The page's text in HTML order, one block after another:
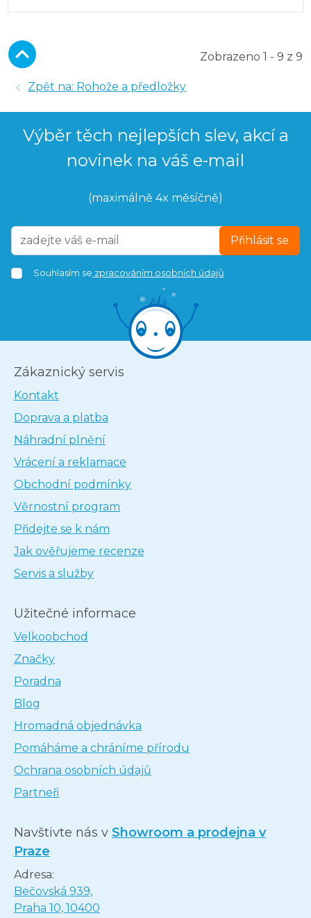
Zobrazeno 1 - 9 z 9
Zpět na: Rohože a předložky
Výběr těch nejlepších slev, akcí a
novinek na váš e-mail
(maximálně 4x měsíčně)
Přihlásit se
Souhlasím se zpracováním osobních údajů
Zákaznický servis
Kontakt
Doprava a platba
Náhradní plnění
Vrácení a reklamace
Obchodní podmínky
Věrnostní program
Přidejte se k nám
Jak ověřujeme recenze
Servis a služby
Užitečné informace
Velkoobchod
Značky
Poradna
Blog
Hromadná objednávka
Pomáháme a chráníme přírodu
Ochrana osobních údajů
Partneři
Navštivte nás v Showroom a prodejna v
Praze
Adresa:
Bečovská 939,
Praha 10, 10400